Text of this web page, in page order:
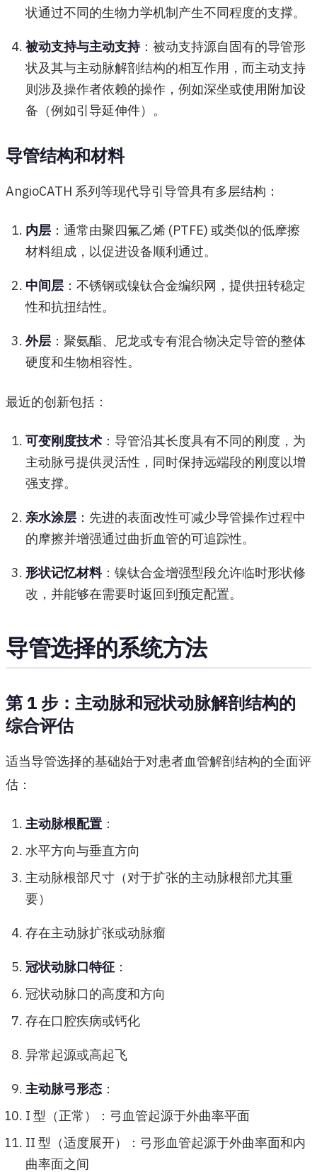
状通过不同的生物力学机制产生不同程度的支撑。
被动支持与主动支持：被动支持源自固有的导管形
状及其与主动脉解剖结构的相互作用，而主动支持
则涉及操作者依赖的操作，例如深坐或使用附加设
备（例如引导延伸件）。
导管结构和材料
AngioCATH 系列等现代导引导管具有多层结构：
内层 ：通常由聚四氟乙烯 (PTFE) 或类似的低摩擦
材料组成，以促进设备顺利通过。
中间层 ：不锈钢或镍钛合金编织网，提供扭转稳定
性和抗扭结性。
外层 ：聚氨酯、尼龙或专有混合物决定导管的整体
硬度和生物相容性。
最近的创新包括：
可变刚度技术 ：导管沿其长度具有不同的刚度，为
主动脉弓提供灵活性，同时保持远端段的刚度以增
强支撑。
亲水涂层 ：先进的表面改性可减少导管操作过程中
的摩擦并增强通过曲折血管的可追踪性。
形状记忆材料：镍钛合金增强型段允许临时形状修
改，并能够在需要时返回到预定配置。
导管选择的系统方法
第 1 步：主动脉和冠状动脉解剖结构的
综合评估
适当导管选择的基础始于对患者血管解剖结构的全面评
估：
主动脉根配置 ：
水平方向与垂直方向
主动脉根部尺寸（对于扩张的主动脉根部尤其重
要）
存在主动脉扩张或动脉瘤
冠状动脉口特征 ：
冠状动脉口的高度和方向
存在口腔疾病或钙化
异常起源或高起飞
主动脉弓形态 ：
I 型（正常）：弓血管起源于外曲率平面
II 型（适度展开）：弓形血管起源于外曲率面和内
曲率面之间